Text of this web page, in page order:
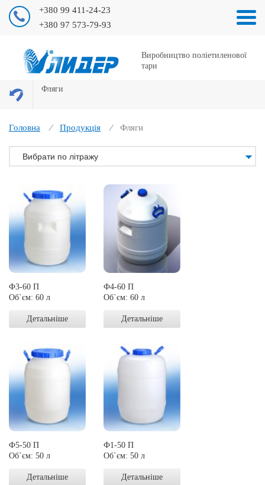
+380 99 411-24-23
+380 97 573-79-93
Виробництво поліетиленової
тари
Фляги
Головна Продукція Фляги
Ф3-60 П
Об`єм: 60 л
Детальніше
Ф4-60 П
Об`єм: 60 л
Детальніше
Ф5-50 П
Об`єм: 50 л
Детальніше
Ф1-50 П
Об`єм: 50 л
Детальніше